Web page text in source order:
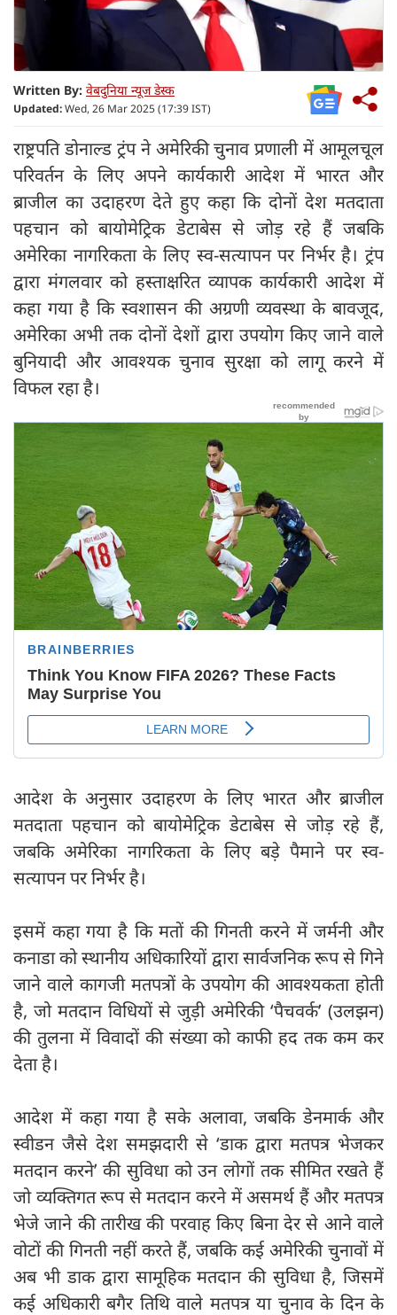
Written By: वेबदुनिया न्यूज डेस्क
Updated:Wed, 26 Mar 2025 (17:39 IST)
राष्ट्रपति डोनाल्ड ट्रंप ने अमेरिकी चुनाव प्रणाली में आमूलचूल
परिवर्तन के लिए अपने कार्यकारी आदेश में भारत और
ब्राजील का उदाहरण देते हुए कहा कि दोनों देश मतदाता
पहचान को बायोमेट्रिक डेटाबेस से जोड़ रहे हैं जबकि
अमेरिका नागरिकता के लिए स्व-सत्यापन पर निर्भर है। ट्रंप
द्वारा मंगलवार को हस्ताक्षरित व्यापक कार्यकारी आदेश में
कहा गया है कि स्वशासन की अग्रणी व्यवस्था के बावजूद,
अमेरिका अभी तक दोनों देशों द्वारा उपयोग किए जाने वाले
बुनियादी और आवश्यक चुनाव सुरक्षा को लागू करने में
विफल रहा है।
आदेश के अनुसार उदाहरण के लिए भारत और ब्राजील
मतदाता पहचान को बायोमेट्रिक डेटाबेस से जोड़ रहे हैं,
जबकि अमेरिका नागरिकता के लिए बड़े पैमाने पर स्व-
सत्यापन पर निर्भर है।
इसमें कहा गया है कि मतों की गिनती करने में जर्मनी और
कनाडा को स्थानीय अधिकारियों द्वारा सार्वजनिक रूप से गिने
जाने वाले कागजी मतपत्रों के उपयोग की आवश्यकता होती
है, जो मतदान विधियों से जुड़ी अमेरिकी ‘पैचवर्क’ (उलझन)
की तुलना में विवादों की संख्या को काफी हद तक कम कर
देता है।
आदेश में कहा गया है सके अलावा, जबकि डेनमार्क और
स्वीडन जैसे देश समझदारी से ‘डाक द्वारा मतपत्र भेजकर
मतदान करने’ की सुविधा को उन लोगों तक सीमित रखते हैं
जो व्यक्तिगत रूप से मतदान करने में असमर्थ हैं और मतपत्र
भेजे जाने की तारीख की परवाह किए बिना देर से आने वाले
वोटों की गिनती नहीं करते हैं, जबकि कई अमेरिकी चुनावों में
अब भी डाक द्वारा सामूहिक मतदान की सुविधा है, जिसमें
कई अधिकारी बगैर तिथि वाले मतपत्र या चुनाव के दिन के